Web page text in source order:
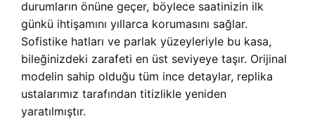
durumların önüne geçer, böylece saatinizin ilk
günkü ihtişamını yıllarca korumasını sağlar.
Sofistike hatları ve parlak yüzeyleriyle bu kasa,
bileğinizdeki zarafeti en üst seviyeye taşır. Orijinal
modelin sahip olduğu tüm ince detaylar, replika
ustalarımız tarafından titizlikle yeniden
yaratılmıştır.